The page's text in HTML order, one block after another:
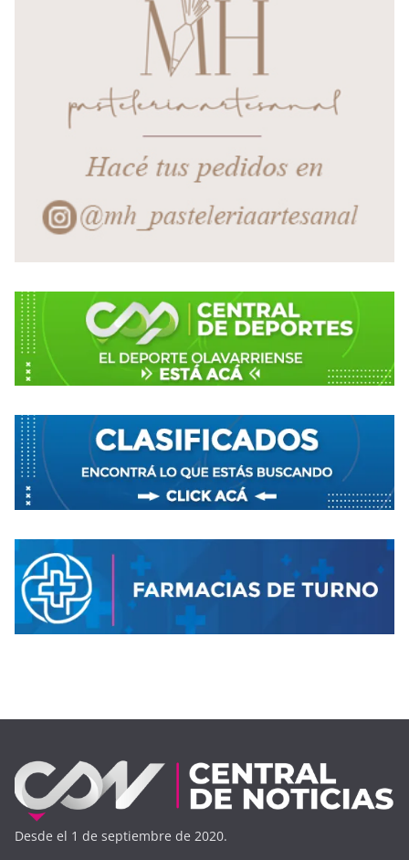
Desde el 1 de septiembre de 2020.